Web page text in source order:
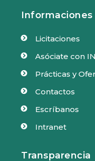
Informaciones
 Licitaciones
 Asóciate con
 Prácticas y
 Contactos
 Escríbanos
 Intranet
Transparencia